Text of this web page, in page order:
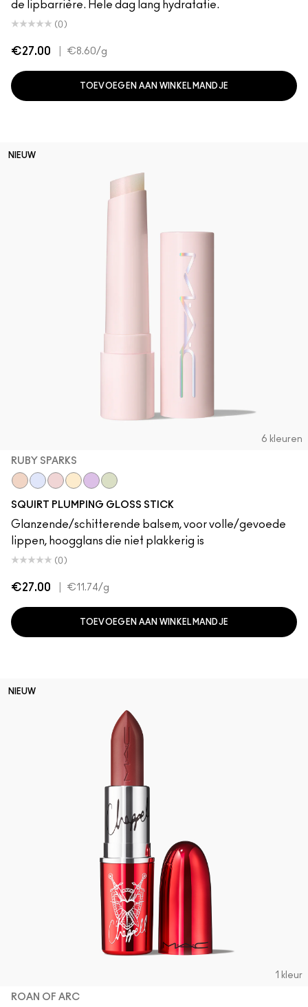
de lipbarrière. Hele dag lang hydratatie.
(0)
€27.00 €8.60/g
TOEVOEGEN AAN WINKELMANDJE
NIEUW
6 kleuren
RUBY SPARKS
SQUIRT PLUMPING GLOSS STICK
Glanzende/schitterende balsem, voor volle/gevoede
lippen, hoogglans die niet plakkerig is
(0)
€27.00 €11.74/g
TOEVOEGEN AAN WINKELMANDJE
NIEUW
1 kleur
ROAN OF ARC